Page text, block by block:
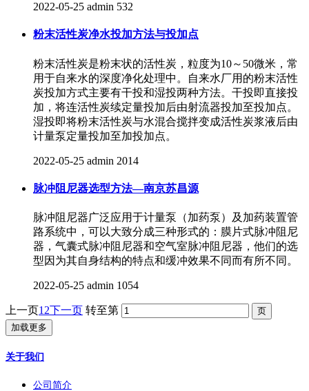
2022-05-25 admin 532
粉末活性炭净水投加方法与投加点
粉末活性炭是粉末状的活性炭，粒度为10～50微米，常
用于自来水的深度净化处理中。自来水厂用的粉末活性
炭投加方式主要有干投和湿投两种方法。干投即直接投
加，将连活性炭续定量投加后由射流器投加至投加点。
湿投即将粉末活性炭与水混合搅拌变成活性炭浆液后由
计量泵定量投加至加投加点。
2022-05-25 admin 2014
脉冲阻尼器选型方法—南京苏昌源
脉冲阻尼器广泛应用于计量泵（加药泵）及加药装置管
路系统中，可以大致分成三种形式的：膜片式脉冲阻尼
器，气囊式脉冲阻尼器和空气室脉冲阻尼器，他们的选
型因为其自身结构的特点和缓冲效果不同而有所不同。
2022-05-25 admin 1054
上一页1 2下一页 转至第
加载更多
关于我们
公司简介